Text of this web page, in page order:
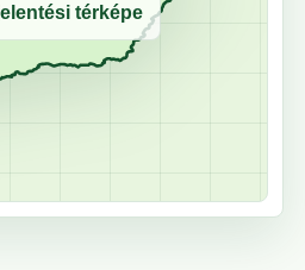
térképe